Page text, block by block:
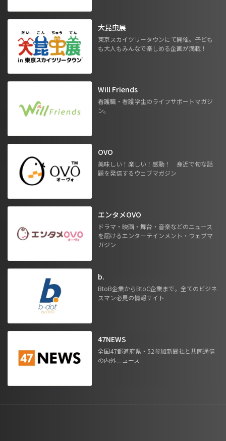
大昆虫展
東京スカイツリータウンにて開催。子ども
も大人もみんなで楽しめる企画が満載！
Will Friends
看護職・看護学生のライフサポートマガジ
ン。
OVO
美味しい！楽しい！感動！ 身近で旬な話
題を発信するウェブマガジン
エンタメOVO
ドラマ・映画・舞台・音楽などのニュース
を届けるエンターテインメント・ウェブマ
ガジン
b.
BtoB企業からBtoC企業まで。全てのビジネ
スマン必見の情報サイト
47NEWS
全国47都道府県・52参加新聞社と共同通信
の内外ニュース